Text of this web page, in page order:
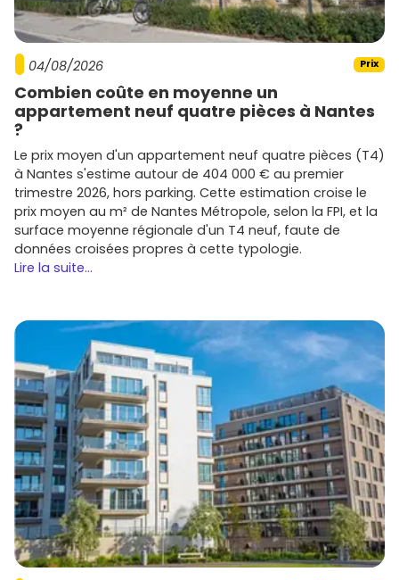
04/08/2026 Prix
Combien coûte en moyenne un
appartement neuf quatre pièces à Nantes
?
Le prix moyen d'un appartement neuf quatre pièces (T4)
à Nantes s'estime autour de 404 000 € au premier
trimestre 2026, hors parking. Cette estimation croise le
prix moyen au m² de Nantes Métropole, selon la FPI, et la
surface moyenne régionale d'un T4 neuf, faute de
données croisées propres à cette typologie.
Lire la suite...